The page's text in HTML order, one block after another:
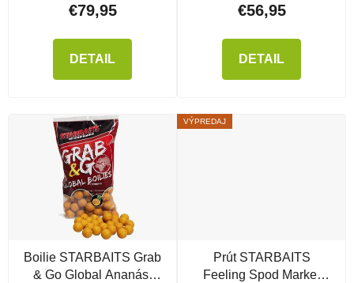
€79,95
DETAIL
€56,95
DETAIL
Boilie STARBAITS Grab
& Go Global Ananás,
VÝPREDAJ
Prút STARBAITS
Feeling Spod Marker